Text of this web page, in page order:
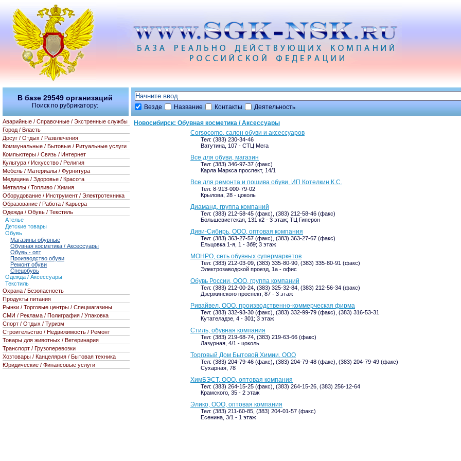
Везде Название Контакты Деятельность
Новосибирск: Обувная косметика / Аксессуары
Corsocomo, салон обуви и аксессуаров
Тел: (383) 230-34-46
Ватутина, 107 - СТЦ Мега
Все для обуви, магазин
Тел: (383) 346-97-37 (факс)
Карла Маркса проспект, 14/1
Все для ремонта и пошива обуви, ИП Котелкин К.С.
Тел: 8-913-000-79-02
Крылова, 28 - цоколь
Диаманд, группа компаний
Тел: (383) 212-58-45 (факс), (383) 212-58-46 (факс)
Большевистская, 131 к2 - 3 этаж; ТЦ Гиперон
Диви-Сибирь, ООО, оптовая компания
Тел: (383) 363-27-57 (факс), (383) 363-27-67 (факс)
Ельцовка 1-я, 1 - 3б9; 3 этаж
МОНРО, сеть обувных супермаркетов
Тел: (383) 212-03-09, (383) 335-80-90, (383) 335-80-91 (факс)
Электрозаводской проезд, 1а - офис
Обувь России, ООО, группа компаний
Тел: (383) 212-00-24, (383) 325-32-84, (383) 212-56-34 (факс)
Дзержинского проспект, 87 - 3 этаж
Ривайвел, ООО, производственно-коммерческая фирма
Тел: (383) 332-93-30 (факс), (383) 332-99-79 (факс), (383) 316-53-31
Кутателадзе, 4 - 301; 3 этаж
Стиль, обувная компания
Тел: (383) 219-68-74, (383) 219-63-66 (факс)
Лазурная, 4/1 - цоколь
Торговый Дом Бытовой Химии, ООО
Тел: (383) 204-79-46 (факс), (383) 204-79-48 (факс), (383) 204-79-49 (факс)
Сухарная, 78
ХимБЭСТ, ООО, оптовая компания
Тел: (383) 264-15-25 (факс), (383) 264-15-26, (383) 256-12-64
Крамского, 35 - 2 этаж
Элико, ООО, оптовая компания
Тел: (383) 211-60-85, (383) 204-01-57 (факс)
Есенина, 3/1 - 1 этаж
В базе 29549 организаций
Поиск по рубрикатору:
Аварийные / Справочные / Экстренные службы
Город / Власть
Досуг / Отдых / Развлечения
Коммунальные / Бытовые / Ритуальные услуги
Компьютеры / Связь / Интернет
Культура / Искусство / Религия
Мебель / Материалы / Фурнитура
Медицина / Здоровье / Красота
Металлы / Топливо / Химия
Оборудование / Инструмент / Электротехника
Образование / Работа / Карьера
Одежда / Обувь / Текстиль
Ателье
Детские товары
Обувь
Магазины обувные
Обувная косметика / Аксессуары
Обувь - опт
Производство обуви
Ремонт обуви
Спецобувь
Одежда / Аксессуары
Текстиль
Охрана / Безопасность
Продукты питания
Рынки / Торговые центры / Спецмагазины
СМИ / Реклама / Полиграфия / Упаковка
Спорт / Отдых / Туризм
Строительство / Недвижимость / Ремонт
Товары для животных / Ветеринария
Транспорт / Грузоперевозки
Хозтовары / Канцелярия / Бытовая техника
Юридические / Финансовые услуги